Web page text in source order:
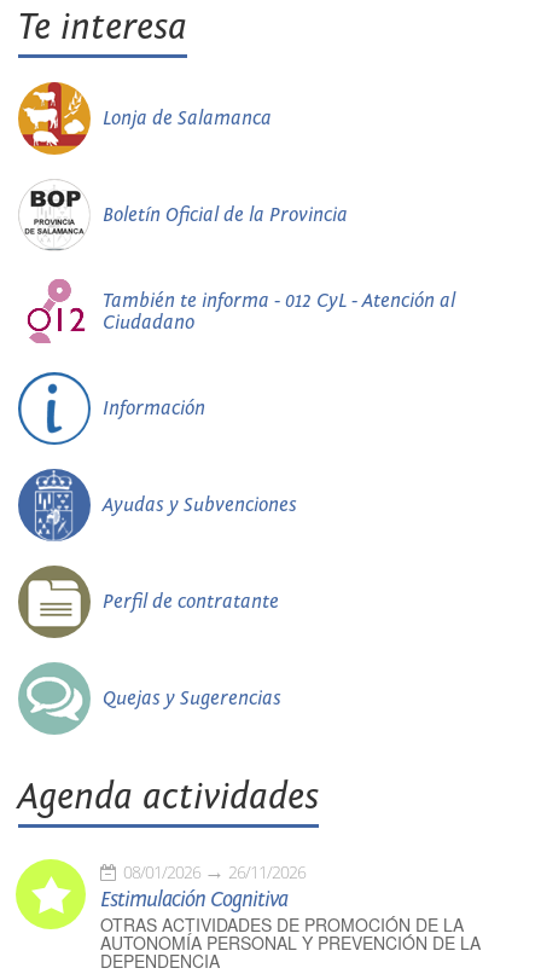
Te interesa
Lonja de Salamanca
Boletín Oficial de la Provincia
También te informa - 012 CyL - Atención al
Ciudadano
Información
Ayudas y Subvenciones
Perfil de contratante
Quejas y Sugerencias
Agenda actividades
08/01/2026 26/11/2026
Estimulación Cognitiva
OTRAS ACTIVIDADES DE PROMOCIÓN DE LA
AUTONOMÍA PERSONAL Y PREVENCIÓN DE LA
DEPENDENCIA